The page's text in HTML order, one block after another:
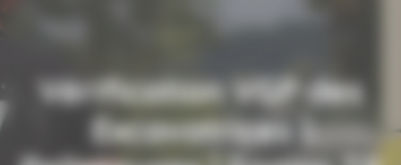
Vérification VGP des
Excavatrices |